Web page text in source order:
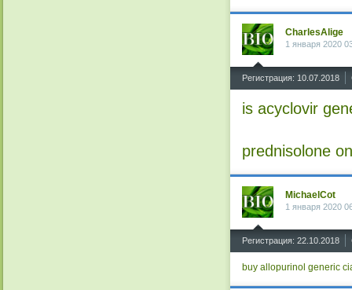
CharlesAlige
1 января 2020
Регистрация: 10.07.2018
is acyclovir
prednisolone
MichaelCot
1 января 2020
Регистрация: 22.10.2018
buy allopurinol generic